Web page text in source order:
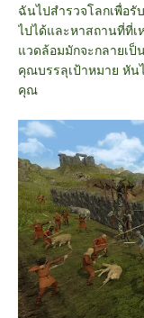
ฉันไปสำรวจโลกเพื่อ
ไปได้และหาสถานที่ที่เ
แวดล้อมมักจะกลายเ
คุณบรรลุเป้าหมาย หัน
คุณ